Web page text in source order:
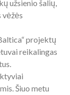
užsienio šalių,
projektų
reikalingas
Šiuo metu